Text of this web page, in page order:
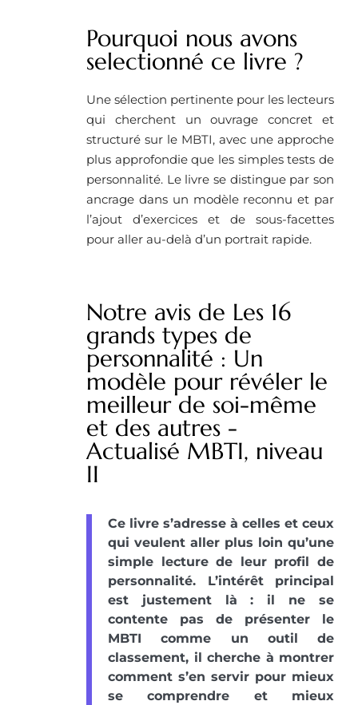
Pourquoi nous avons
selectionné ce livre ?
Une sélection pertinente pour les lecteurs
qui cherchent un ouvrage concret et
structuré sur le MBTI, avec une approche
plus approfondie que les simples tests de
personnalité. Le livre se distingue par son
ancrage dans un modèle reconnu et par
l’ajout d’exercices et de sous-facettes
pour aller au-delà d’un portrait rapide.
Notre avis de Les 16
grands types de
personnalité : Un
modèle pour révéler le
meilleur de soi-même
et des autres -
Actualisé MBTI, niveau
II
Ce livre s’adresse à celles et ceux
qui veulent aller plus loin qu’une
simple lecture de leur profil de
personnalité. L’intérêt principal
est justement là : il ne se
contente pas de présenter le
MBTI comme un outil de
classement, il cherche à montrer
comment s’en servir pour mieux
se comprendre et mieux